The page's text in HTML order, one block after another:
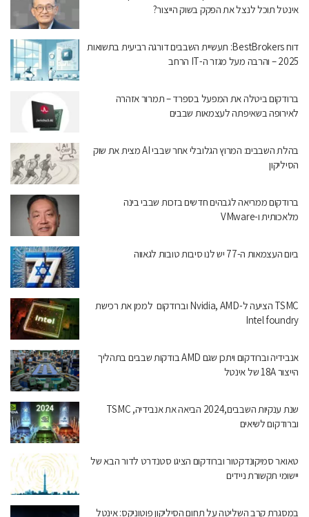
אינטל תוכל לנצל את הפקק בשוק הייצור?
דוח BestBrokers: תעשיית השבבים דורגה רביעית בתשואות
2025 – והרבה מעל מגזר ה-IT הרחב
ברודקום ביטלה את המפעל בספרד – תמרור אזהרה
לאירופה בשאיפתה לעצמאות שבבים
בהלת השבבים: המרוץ הגלובלי אחר שבבי AI מצית את שוק
הסיליקון
ברודקום ממריאה לגבהים חדשים בזכות שבבי בינה
מלאכותית ו-VMware
ביום העצמאות ה-77 יש לנו סיבות טובות לגאווה
TSMC הציעה ל-Nvidia, AMD וברודקום לממן את רכישת
Intel foundry
אנבידיה וברודקום ויתכן שגם AMD בודקות שבבים בתהליך
הייצור 18A של אינטל
שנת ענקיות השבבים,2024 הביאה את אנבידיה, TSMC
וברודקום לשיאים
טאואר סמיקונדקטור וברודקום הציגו סטנדרט לדור הבא של
יישומי תקשורת ניידים
במסגרת קרב השליטה על תחום הסיליקון פוטוניקס: אינטל